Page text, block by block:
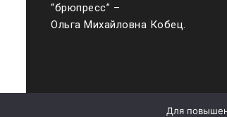
“брюпресс” –
Ольга Михайловна Кобец.
Для